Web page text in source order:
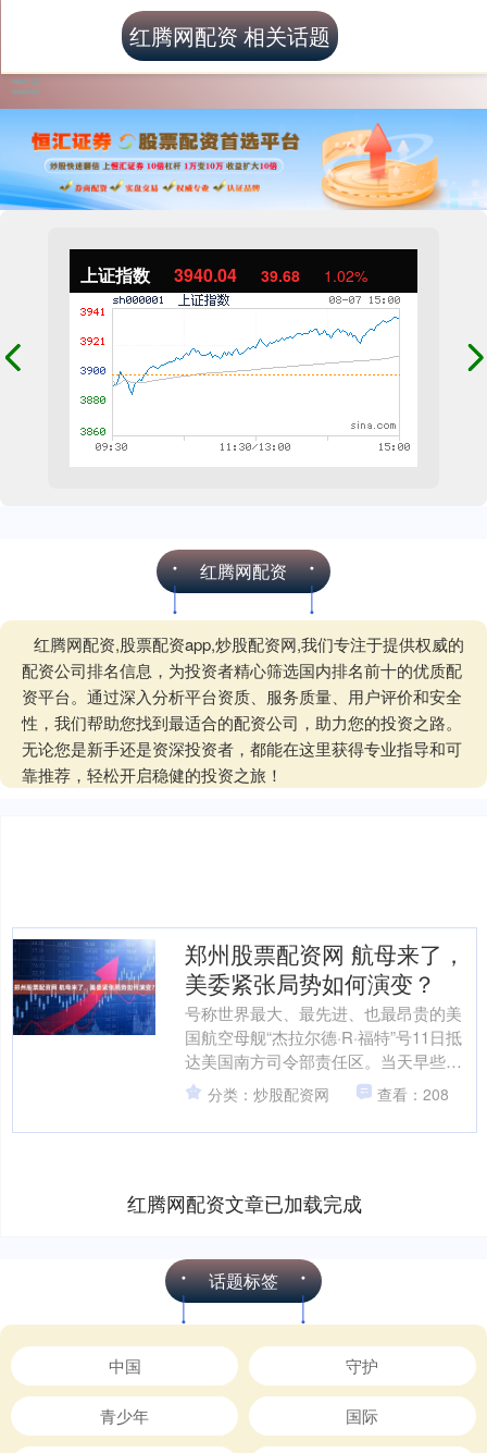
上证指数 3940.04 39.68 1.02%
红腾网配资
红腾网配资,股票配资app,炒股配资网,我们专注于提供权威的
配资公司排名信息，为投资者精心筛选国内排名前十的优质配
资平台。通过深入分析平台资质、服务质量、用户评价和安全
性，我们帮助您找到最适合的配资公司，助力您的投资之路。
无论您是新手还是资深投资者，都能在这里获得专业指导和可
靠推荐，轻松开启稳健的投资之旅！
红腾网配资 相关话题
郑州股票配资网 航母来了，
美委紧张局势如何演变？
号称世界最大、最先进、也最昂贵的美
国航空母舰“杰拉尔德·R·福特”号11日抵
达美国南方司令部责任区。当天早些时
候，委内瑞拉国防部长洛佩斯通过社交
媒体发布政府公报....
分类：炒股配资网 查看：208
红腾网配资文章已加载完成
话题标签
中国 守护
青少年 国际